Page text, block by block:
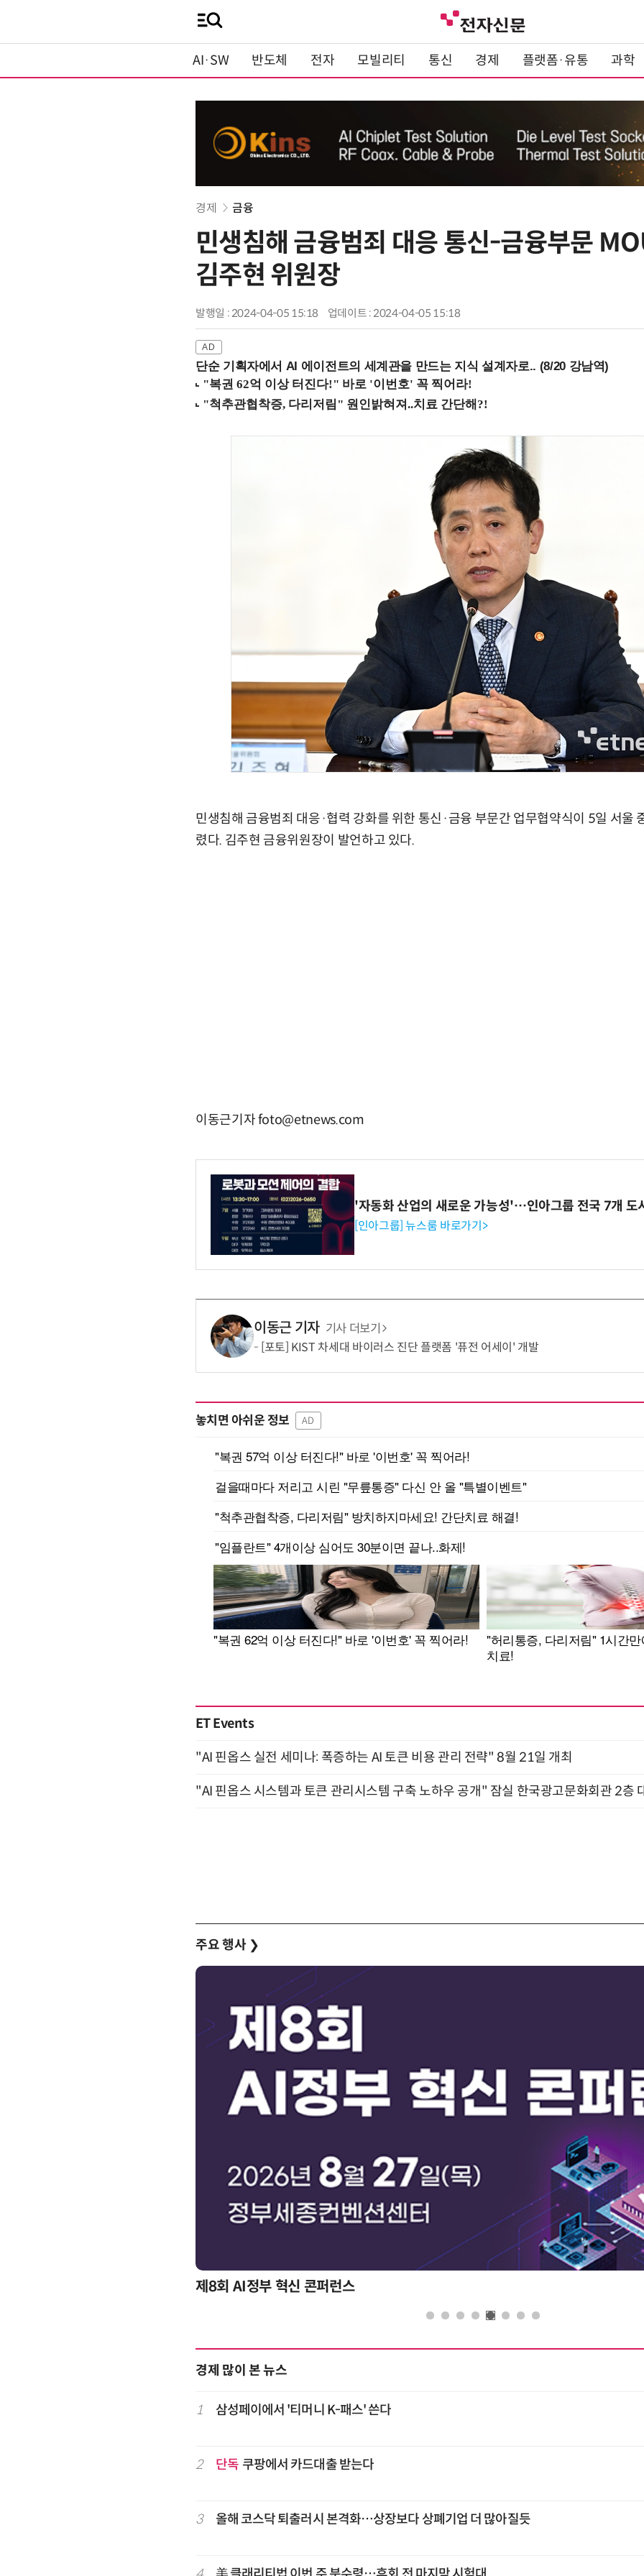
AI·SW 반도체 전자 모빌리티 통신 경제 플랫폼·유통 과학
경제 금융
민생침해 금융범죄 대응 통신-금융부문
김주현 위원장
발행일 : 2024-04-05 15:18 업데이트 : 2024-04-05 15:18
단순 기획자에서 AI 에이전트의 세계관을 만드는 지식 설계자로.. (8/20 강남역)
민생침해 금융범죄 대응·협력 강화를 위한 통신·금융 부문간 업무협약식이 5일 서울
렸다. 김주현 금융위원장이 발언하고 있다.
이동근기자 foto@etnews.com
'자동화 산업의 새로운 가능성'…인아그룹 전국 7개 도
[인아그룹] 뉴스룸 바로가기>
이동근 기자 기사 더보기
[포토] KIST 차세대 바이러스 진단 플랫폼 '퓨전 어세이' 개발
놓치면 아쉬운 정보 AD
ET Events
"AI 핀옵스 실전 세미나: 폭증하는 AI 토큰 비용 관리 전략" 8월 21일 개최
"AI 핀옵스 시스템과 토큰 관리시스템 구축 노하우 공개" 잠실 한국광고문화회관 2층
주요 행사 ❯
제8회 AI정부 혁신 콘퍼런스
경제 많이 본 뉴스
1 삼성페이에서 '티머니 K-패스' 쓴다
2 단독 쿠팡에서 카드대출 받는다
3 올해 코스닥 퇴출러시 본격화…상장보다 상폐기업 더 많아질듯